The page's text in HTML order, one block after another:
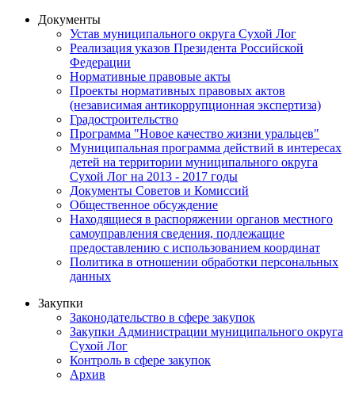
Документы
Устав муниципального округа Сухой Лог
Реализация указов Президента Российской
Федерации
Нормативные правовые акты
Проекты нормативных правовых актов
(независимая антикоррупционная экспертиза)
Градостроительство
Программа "Новое качество жизни уральцев"
Муниципальная программа действий в интересах
детей на территории муниципального округа
Сухой Лог на 2013 - 2017 годы
Документы Советов и Комиссий
Общественное обсуждение
Находящиеся в распоряжении органов местного
самоуправления сведения, подлежащие
предоставлению с использованием координат
Политика в отношении обработки персональных
данных
Закупки
Законодательство в сфере закупок
Закупки Администрации муниципального округа
Сухой Лог
Контроль в сфере закупок
Архив